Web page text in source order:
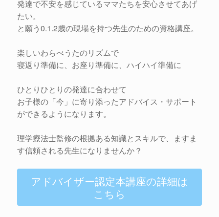
発達で不安を感じているママたちを安心させてあげ
たい。
と願う0.1.2歳の現場を持つ先生のための資格講座。
楽しいわらべうたのリズムで
寝返り準備に、お座り準備に、ハイハイ準備に
ひとりひとりの発達に合わせて
お子様の「今」に寄り添ったアドバイス・サポート
ができるようになります。
理学療法士監修の根拠ある知識とスキルで、ますま
す信頼される先生になりませんか？
アドバイザー認定本講座の詳細は
こちら